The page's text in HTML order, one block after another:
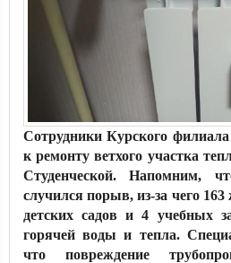
Сотрудники Курского
к ремонту ветхого участка
Студенческой. Напомним,
случился порыв, из-за чего
детских садов и 4 учебных
горячей воды и тепла.
что повреждение